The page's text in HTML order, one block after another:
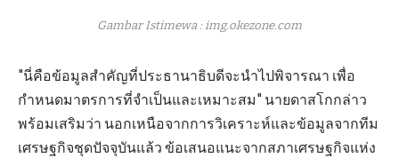
Gambar Istimewa : img.okezone.com
"นี่คือข้อมูลสำคัญที่ประธานาธิบดีจะนำไปพิจารณา เพื่อ
กำหนดมาตรการที่จำเป็นและเหมาะสม" นายดาสโกกล่าว
พร้อมเสริมว่า นอกเหนือจากการวิเคราะห์และข้อมูลจากทีม
เศรษฐกิจชุดปัจจุบันแล้ว ข้อเสนอแนะจากสภาเศรษฐกิจแห่ง